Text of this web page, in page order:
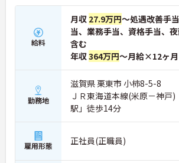
給料
月収 27.9万円～処遇改善手
当、業務手当、資格手当、
含む
年収364万円～月給×12ヶ
勤務地
滋賀県 栗東市 小柿8-5-8
ＪＲ東海道本線(米原－神戸)
駅」徒歩14分
雇用形態 正社員(正職員)